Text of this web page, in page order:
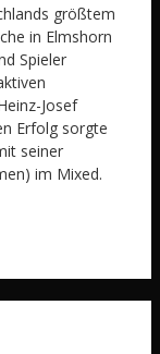
größtem
in Elmshorn
Spieler
Josef
Erfolg sorgte
seiner
im Mixed.